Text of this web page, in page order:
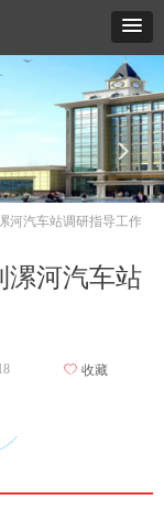
넲
漯河汽车站
河汽车站调研指导工作
ꄀ 收藏